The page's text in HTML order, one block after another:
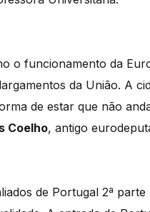
o funcionamento da
da União. A
de estar que não
Coelho, antigo
de Portugal 2ª parte